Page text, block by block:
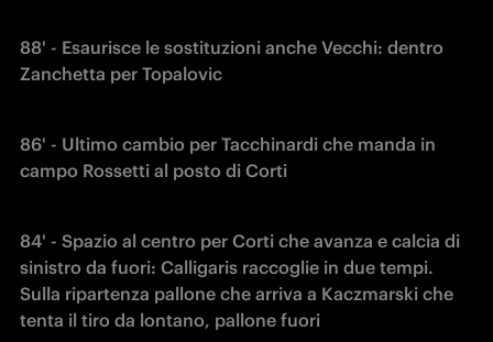
88' - Esaurisce le sostituzioni anche Vecchi: dentro
Zanchetta per Topalovic
86' - Ultimo cambio per Tacchinardi che manda in
campo Rossetti al posto di Corti
84' - Spazio al centro per Corti che avanza e calcia di
sinistro da fuori: Calligaris raccoglie in due tempi.
Sulla ripartenza pallone che arriva a Kaczmarski che
tenta il tiro da lontano, pallone fuori